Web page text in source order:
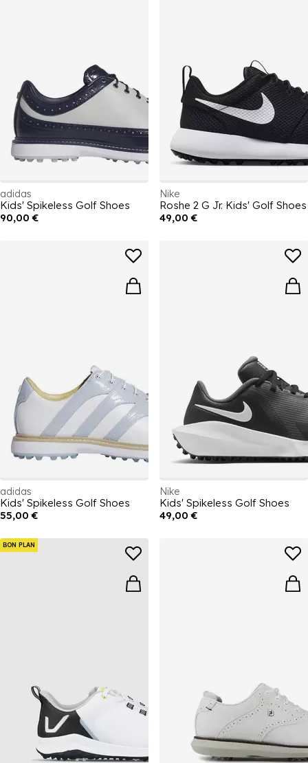
adidas
Kids' Spikeless Golf Shoes
90,00 €
Nike
Roshe 2 G Jr. Kids' Golf Shoes
49,00 €
adidas
Kids' Spikeless Golf Shoes
55,00 €
Nike
Kids' Spikeless Golf Shoes
49,00 €
BON PLAN